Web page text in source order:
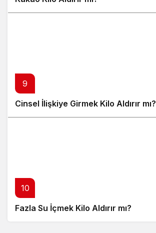
9
Cinsel İlişkiye Girmek Kilo Aldırır mı?
10
Fazla Su İçmek Kilo Aldırır mı?